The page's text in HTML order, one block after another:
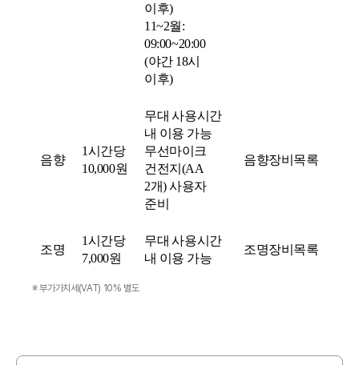
이후)
11~2월:
09:00~20:00
(야간 18시
이후)
음향
1시간당
10,000원
무대 사용시간
내 이용 가능
무선마이크
건전지(AA
2개) 사용자
준비
음향장비목록
조명
1시간당
7,000원
무대 사용시간
내 이용 가능
조명장비목록
※ 부가가치세(VAT) 10% 별도